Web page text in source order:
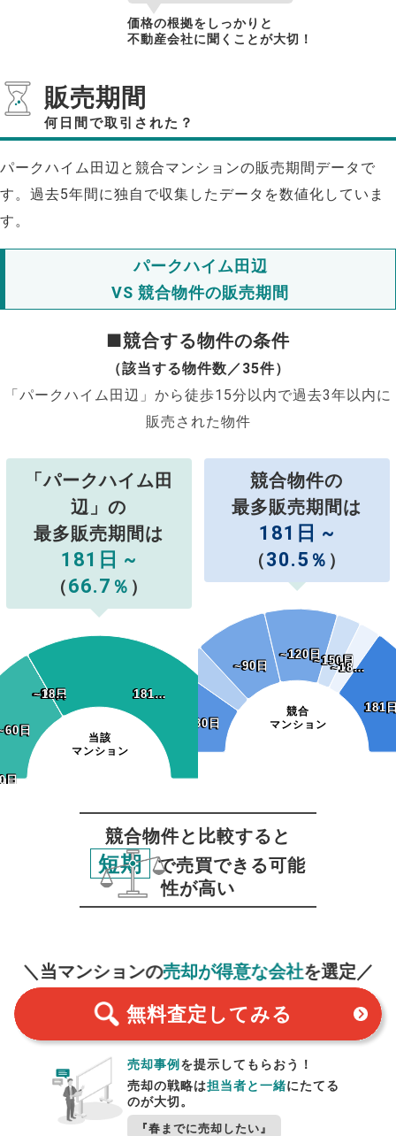
価格の根拠をしっかりと
不動産会社に聞くことが大切！
販売期間
何日間で取引された？
パークハイム田辺と競合マンションの販売期間データで
す。過去5年間に独自で収集したデータを数値化していま
す。
パークハイム田辺
VS 競合物件の販売期間
■競合する物件の条件
（該当する物件数／35件）
「パークハイム田辺」から徒歩15分以内で過去3年以内に
販売された物件
「パークハイム田
辺」の
最多販売期間は
181日 ~
（66.7 ％ ）
当該
マンション
日
日
日
日
~90日
~90日
~12…
~12…
~15…
~15…
~18…
~18… 181…
181…
競合物件の
最多販売期間は
181日 ~
（30.5 ％ ）
競合
マンション
~30日
~30日
~90日
~90日
~120日
~120日~150日
~150日
~18…
~18…
181
181
競合物件と比較すると
短期
で売買できる可能
性が高い
＼当マンションの売却が得意な会社を選定／
無料査定 してみる
売却事例を提示してもらおう！
売却の戦略は担当者と一緒にたてる
のが大切。
『春までに売却したい』